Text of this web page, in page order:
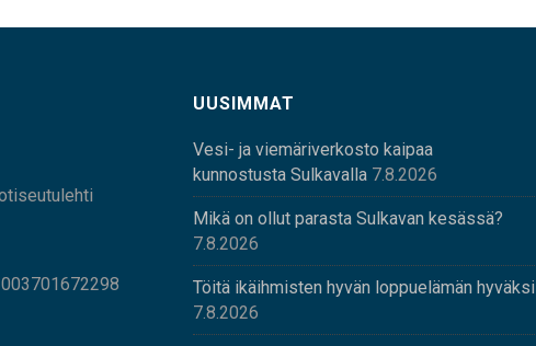
UUSIMMAT
Vesi- ja viemäriverkosto kaipaa
kunnostusta Sulkavalla 7.8.2026
Mikä on ollut parasta Sulkavan kesässä?
7.8.2026
Töitä ikäihmisten hyvän loppuelämän hyväksi
7.8.2026